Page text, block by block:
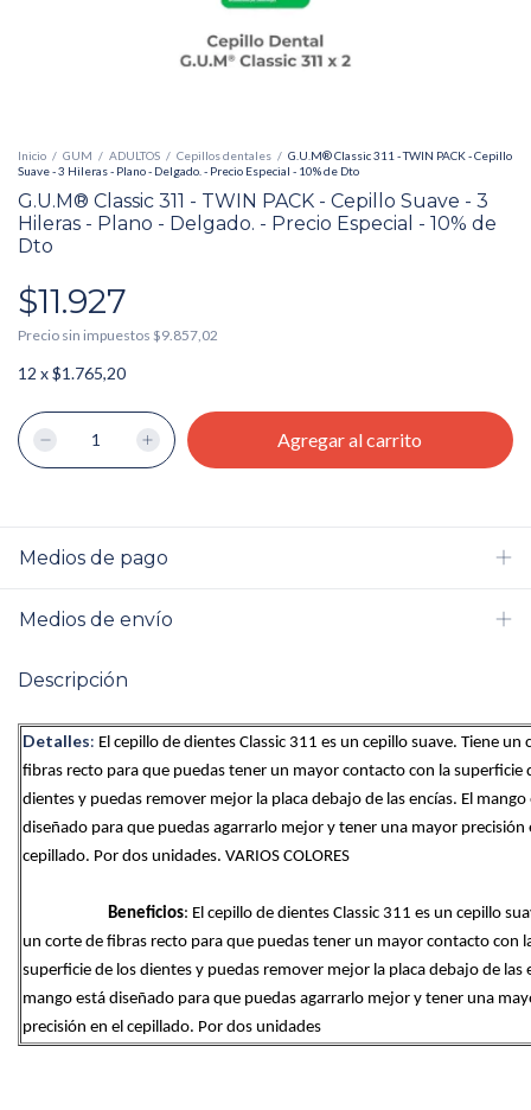
Inicio / GUM / ADULTOS / Cepillos dentales / G.U.M® Classic 311 - TWIN PACK - Cepillo
Suave - 3 Hileras - Plano - Delgado. - Precio Especial - 10% de Dto
G.U.M® Classic 311 - TWIN PACK - Cepillo Suave - 3
Hileras - Plano - Delgado. - Precio Especial - 10% de
Dto
$11.927
Precio sin impuestos $9.857,02
12 x$1.765,20
Medios de pago
Medios de envío
Descripción
Detalles: El cepillo de dientes Classic 311 es un cepillo suave. Tiene un
fibras recto para que puedas tener un mayor contacto con la superficie
dientes y puedas remover mejor la placa debajo de las encías. El mango
diseñado para que puedas agarrarlo mejor y tener una mayor precisión
cepillado. Por dos unidades. VARIOS COLORES
Beneficios: El cepillo de dientes Classic 311 es un cepillo
un corte de fibras recto para que puedas tener un mayor contacto con
superficie de los dientes y puedas remover mejor la placa debajo de las
mango está diseñado para que puedas agarrarlo mejor y tener una
precisión en el cepillado. Por dos unidades